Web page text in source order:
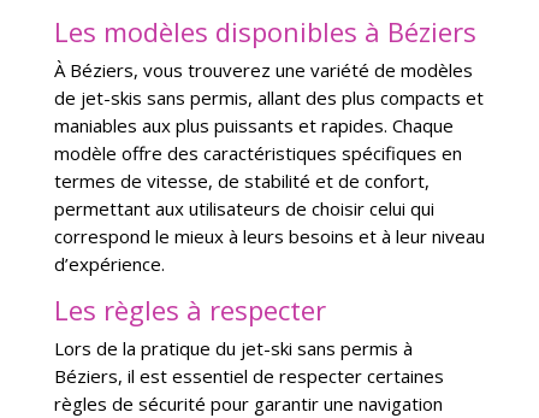
Les modèles disponibles à Béziers
À Béziers, vous trouverez une variété de modèles
de jet-skis sans permis, allant des plus compacts et
maniables aux plus puissants et rapides. Chaque
modèle offre des caractéristiques spécifiques en
termes de vitesse, de stabilité et de confort,
permettant aux utilisateurs de choisir celui qui
correspond le mieux à leurs besoins et à leur niveau
d’expérience.
Les règles à respecter
Lors de la pratique du jet-ski sans permis à
Béziers, il est essentiel de respecter certaines
règles de sécurité pour garantir une navigation